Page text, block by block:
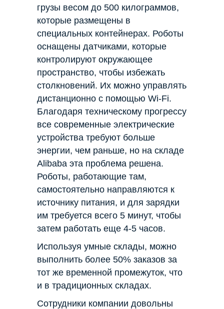
грузы весом до 500 килограммов,
которые размещены в
специальных контейнерах. Роботы
оснащены датчиками, которые
контролируют окружающее
пространство, чтобы избежать
столкновений. Их можно управлять
дистанционно с помощью Wi-Fi.
Благодаря техническому прогрессу
все современные электрические
устройства требуют больше
энергии, чем раньше, но на складе
Alibaba эта проблема решена.
Роботы, работающие там,
самостоятельно направляются к
источнику питания, и для зарядки
им требуется всего 5 минут, чтобы
затем работать еще 4-5 часов.
Используя умные склады, можно
выполнить более 50% заказов за
тот же временной промежуток, что
и в традиционных складах.
Сотрудники компании довольны